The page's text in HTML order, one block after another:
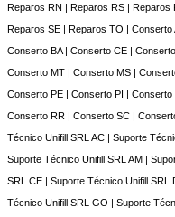
Reparos RN | Reparos RS |
Reparos SE | Reparos TO | Conserto
Conserto BA | Conserto CE |
Conserto MT | Conserto MS |
Conserto PE | Conserto PI |
Conserto RR | Conserto SC |
Técnico Unifill SRL AC | Suporte
Suporte Técnico Unifill SRL AM |
SRL CE | Suporte Técnico Unifill
Técnico Unifill SRL GO | Suporte